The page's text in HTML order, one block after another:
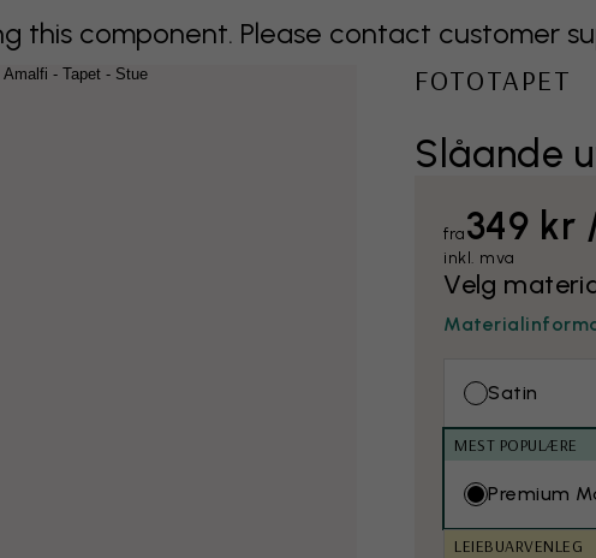
this component. Please contact customer
Slåande
FOTOTAPET
fra349 kr
inkl. mva
Velg
Satin
MEST POPULÆRE
Premium
LEIEBUARVENLEG